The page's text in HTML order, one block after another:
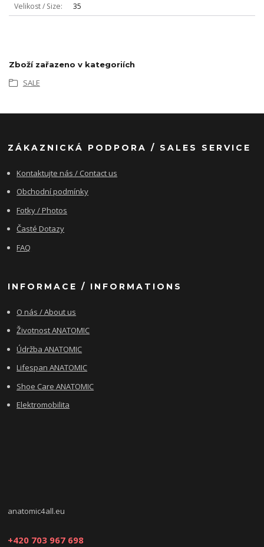
Velikost / Size 35
Zboží zařazeno v kategoriích
SALE
ZÁKAZNICKÁ PODPORA / SALES SERVICE
Kontaktujte nás / Contact us
Obchodní podmínky
Fotky / Photos
Časté Dotazy
FAQ
INFORMACE / INFORMATIONS
O nás / About us
Životnost ANATOMIC
Údržba ANATOMIC
Lifespan ANATOMIC
Shoe Care ANATOMIC
Elektromobilita
anatomic4all.eu
+420 703 967 698